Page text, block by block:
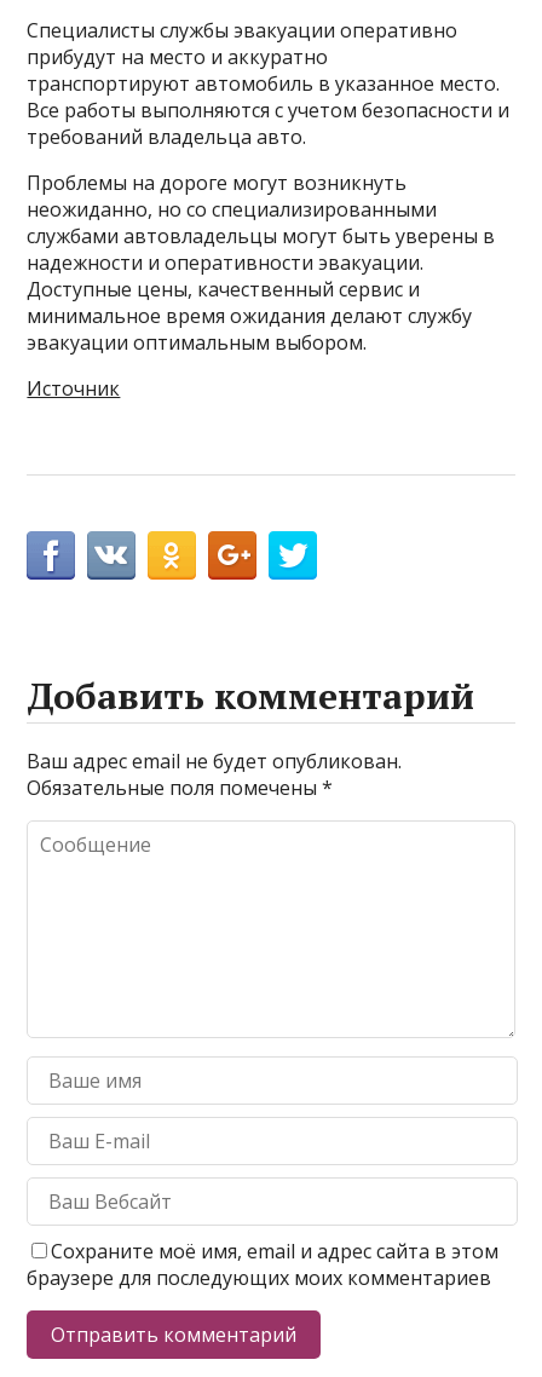
Специалисты службы эвакуации оперативно
прибудут на место и аккуратно
транспортируют автомобиль в указанное место.
Все работы выполняются с учетом безопасности и
требований владельца авто.
Проблемы на дороге могут возникнуть
неожиданно, но со специализированными
службами автовладельцы могут быть уверены в
надежности и оперативности эвакуации.
Доступные цены, качественный сервис и
минимальное время ожидания делают службу
эвакуации оптимальным выбором.
Источник
Добавить комментарий
Ваш адрес email не будет опубликован.
Обязательные поля помечены*
Сохраните моё имя, email и адрес сайта в этом
браузере для последующих моих комментариев